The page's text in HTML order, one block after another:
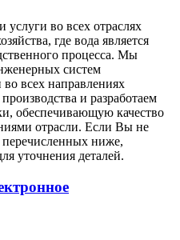
услуги во всех отраслях
где вода является
процесса. Мы
систем
всех направлениях
и разработаем
обеспечивающую качество
отрасли. Если Вы не
ниже,
уточнения деталей.